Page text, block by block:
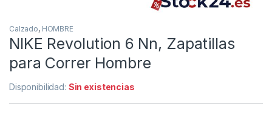
Calzado, HOMBRE
NIKE Revolution 6 Nn, Zapatillas
para Correr Hombre
Disponibilidad: Sin existencias